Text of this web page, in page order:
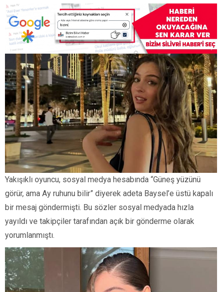
Yakışıklı oyuncu, sosyal medya hesabında “Güneş yüzünü
görür, ama Ay ruhunu bilir” diyerek adeta Baysel’e üstü kapalı
bir mesaj göndermişti. Bu sözler sosyal medyada hızla
yayıldı ve takipçiler tarafından açık bir gönderme olarak
yorumlanmıştı.